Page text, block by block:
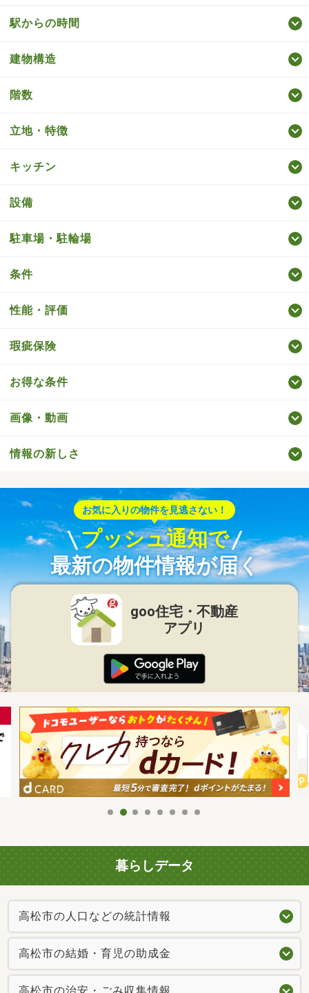
駅からの時間
建物構造
階数
立地・特徴
キッチン
設備
駐車場・駐輪場
条件
性能・評価
瑕疵保険
お得な条件
画像・動画
情報の新しさ
お気に入りの物件を見逃さない！
プッシュ通知で
最新の物件情報が届く
goo住宅・不動産
アプリ
暮らしデータ
高松市の人口などの統計情報
高松市の結婚・育児の助成金